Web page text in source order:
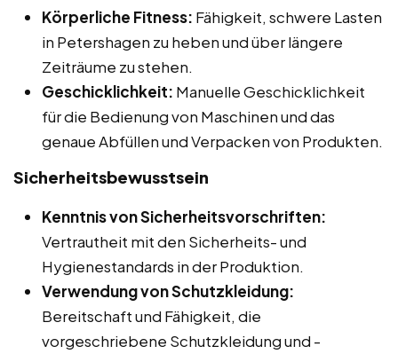
Körperliche Fitness: Fähigkeit, schwere Lasten
in Petershagen zu heben und über längere
Zeiträume zu stehen.
Geschicklichkeit: Manuelle Geschicklichkeit
für die Bedienung von Maschinen und das
genaue Abfüllen und Verpacken von Produkten.
Sicherheitsbewusstsein
Kenntnis von Sicherheitsvorschriften:
Vertrautheit mit den Sicherheits- und
Hygienestandards in der Produktion.
Verwendung von Schutzkleidung:
Bereitschaft und Fähigkeit, die
vorgeschriebene Schutzkleidung und -